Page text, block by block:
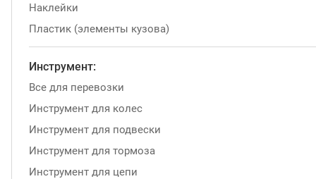
Наклейки
Пластик (элементы кузова)
Инструмент:
Все для перевозки
Инструмент для колес
Инструмент для подвески
Инструмент для тормоза
Инструмент для цепи